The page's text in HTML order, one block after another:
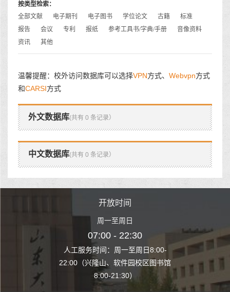
按类型检索：
全部文献
电子期刊 电子图书 学位论文 古籍
标准
报告
会议 专利 报纸 参考工具书/字典/手册
音像资料
资讯
其他
温馨提醒：校外访问数据库可以选择VPN方式、 Webvpn方式
和CARSI方式
外文数据库(共有 0 条记录）
中文数据库(共有 0 条记录）
至周日8:00-
园校区图书馆
开放时间
周一至周日
07:00 - 22:30
人工服务时间：周一至周日8:00-
22:00（兴隆山、软件园校区图书馆
8:00-21:30）
人工服务时间
22:00（兴隆山